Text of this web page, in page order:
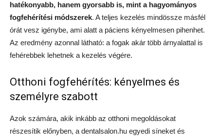
hatékonyabb, hanem gyorsabb is, mint a hagyományos
fogfehérítési módszerek. A teljes kezelés mindössze másfél
órát vesz igénybe, ami alatt a páciens kényelmesen pihenhet.
Az eredmény azonnal látható: a fogak akár több árnyalattal is
fehérebbek lehetnek a kezelés végére.
Otthoni fogfehérítés: kényelmes és
személyre szabott
Azok számára, akik inkább az otthoni megoldásokat
részesítik előnyben, a dentalsalon.hu egyedi síneket és